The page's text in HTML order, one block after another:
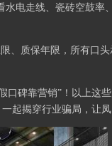
水电走线、瓷砖空鼓率
、质保年限，所有口
口碑靠营销”！以上这
起揭穿行业骗局，让